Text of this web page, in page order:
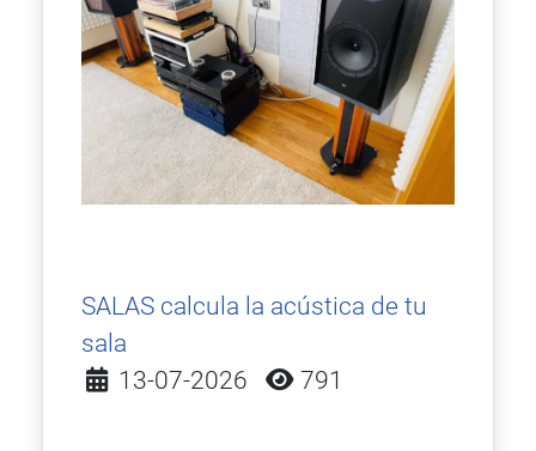
SALAS calcula la acústica de tu
sala
Detalles
13-07-2026 791